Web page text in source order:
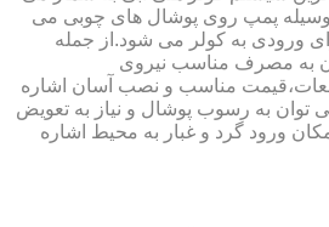
وسیله پمپ روی پوشال های چوبی می
ورودی به کولر می شود.از جمله
به مصرف مناسب نیروی
مناسب و نصب آسان اشاره
توان به رسوب پوشال و نیاز به تعویض
ورود گرد و غبار به محیط اشاره